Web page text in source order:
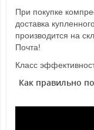
При покупке
доставка
производится на
Почта!
Класс
Как правильно